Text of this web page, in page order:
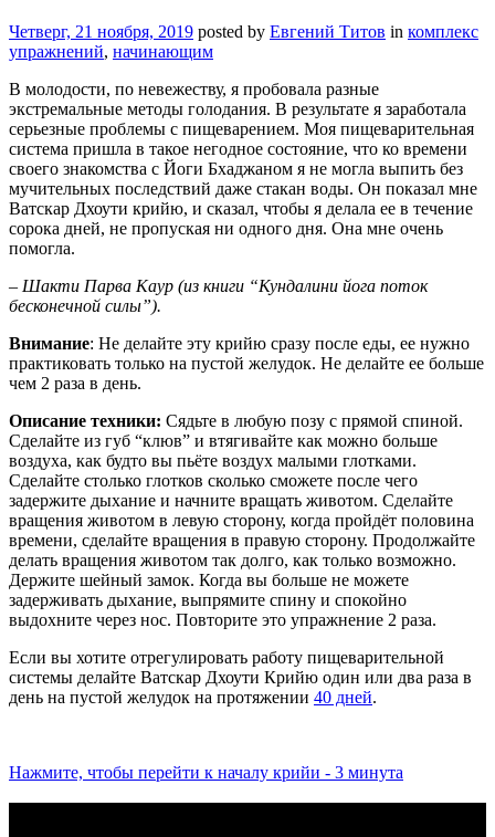
Четверг, 21 ноября, 2019 posted by Евгений Титов in комплекс
упражнений, начинающим
В молодости, по невежеству, я пробовала разные
экстремальные методы голодания. В результате я заработала
серьезные проблемы с пищеварением. Моя пищеварительная
система пришла в такое негодное состояние, что ко времени
своего знакомства с Йоги Бхаджаном я не могла выпить без
мучительных последствий даже стакан воды. Он показал мне
Ватскар Дхоути крийю, и сказал, чтобы я делала ее в течение
сорока дней, не пропуская ни одного дня. Она мне очень
помогла.
– Шакти Парва Каур (из книги “Кундалини йога поток
бесконечной силы”).
Внимание: Не делайте эту крийю сразу после еды, ее нужно
практиковать только на пустой желудок. Не делайте ее больше
чем 2 раза в день.
Описание техники: Сядьте в любую позу с прямой спиной.
Сделайте из губ “клюв” и втягивайте как можно больше
воздуха, как будто вы пьёте воздух малыми глотками.
Сделайте столько глотков сколько сможете после чего
задержите дыхание и начните вращать животом. Сделайте
вращения животом в левую сторону, когда пройдёт половина
времени, сделайте вращения в правую сторону. Продолжайте
делать вращения животом так долго, как только возможно.
Держите шейный замок. Когда вы больше не можете
задерживать дыхание, выпрямите спину и спокойно
выдохните через нос. Повторите это упражнение 2 раза.
Если вы хотите отрегулировать работу пищеварительной
системы делайте Ватскар Дхоути Крийю один или два раза в
день на пустой желудок на протяжении 40 дней.
Нажмите, чтобы перейти к началу крийи - 3 минута